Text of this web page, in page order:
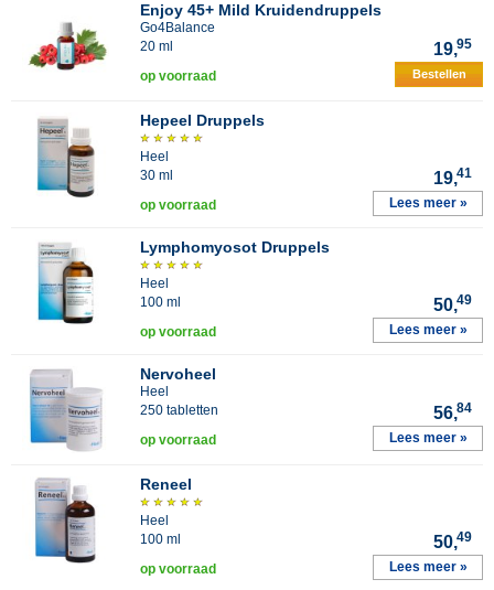
Enjoy 45+ Mild Kruidendruppels
Go4Balance
20 ml
19,95
op voorraad Bestellen
Hepeel Druppels
Heel
30 ml
19,41
op voorraad Lees meer »
Lymphomyosot Druppels
Heel
100 ml
50,49
op voorraad Lees meer »
Nervoheel
Heel
250 tabletten
56,84
op voorraad Lees meer »
Reneel
Heel
100 ml
50,49
op voorraad Lees meer »